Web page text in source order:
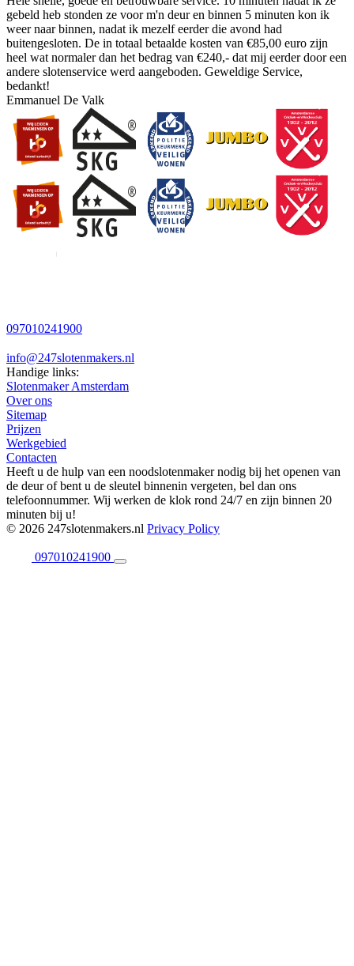
gebeld heb stonden ze voor m'n deur en binnen 5 minuten kon ik
weer naar binnen, nadat ik mezelf eerder die avond had
buitengesloten. De in totaal betaalde kosten van €85,00 euro zijn
heel wat normaler dan het bedrag van €240,- dat mij eerder door een
andere slotenservice werd aangeboden. Geweldige Service,
bedankt!
Emmanuel De Valk
097010241900
info@247slotenmakers.nl
Handige links:
Slotenmaker Amsterdam
Over ons
Sitemap
Prijzen
Werkgebied
Contacten
Heeft u de hulp van een noodslotenmaker nodig bij het openen van
de deur of bent u de sleutel binnenin vergeten, bel dan ons
telefoonnummer. Wij werken de klok rond 24/7 en zijn binnen 20
minuten bij u!
© 2026 247slotenmakers.nl Privacy Policy
097010241900